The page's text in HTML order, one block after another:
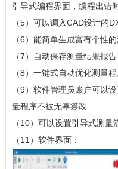
引导式编程界面，编程出错
（5）可以调入CAD设计的
（6）能简单生成富有个性
（7）自动保存测量结果报告
（8）一键式自动优化测量
（9）软件管理员账户可以
量程序不被无辜篡改
（10）可以设置引导式测量
（11）软件界面：